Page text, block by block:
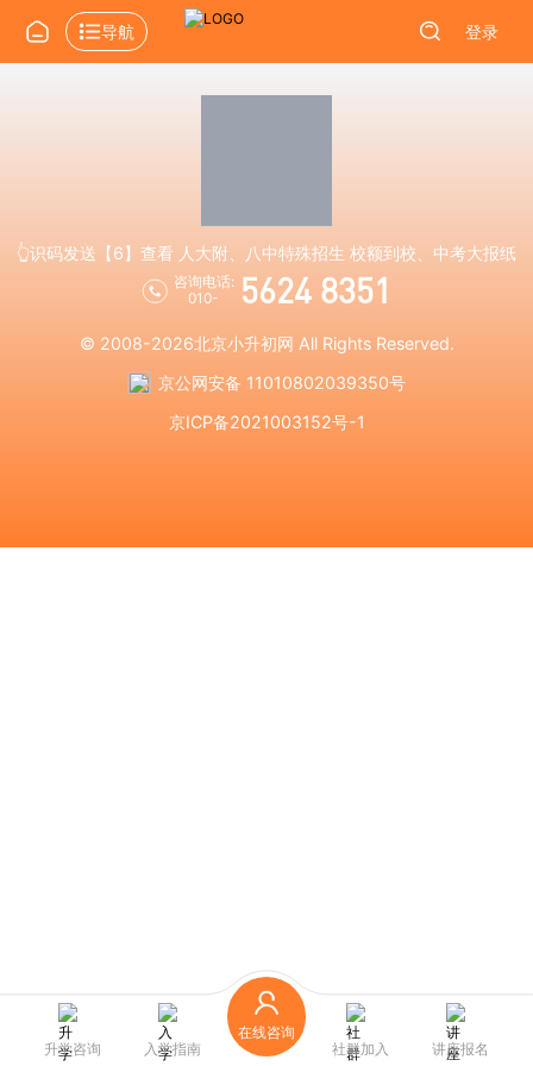
导航 登录
👆识码发送【6】查看 人大附、八中特殊招生 校额到校、中考大报纸
咨询电话:
010-
5624 8351
© 2008-2026北京小升初网 All Rights Reserved.
京公网安备 11010802039350号
京ICP备2021003152号-1
升学咨询 入学指南
在线咨询
社群加入
讲座报名